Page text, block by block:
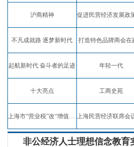
沪商精神
不凡成就路 逐梦新时代 打造特色品牌商会在
起航新时代 奋斗者的足迹 年轻一代
十大亮点 工商史苑
上海市“营业税”改“增值税”试点专题报道
非公经济人士理想信念教育